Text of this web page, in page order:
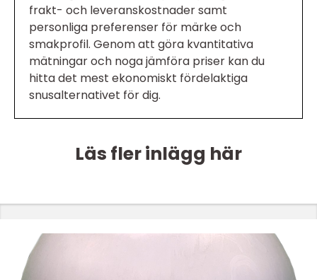
frakt- och leveranskostnader samt
personliga preferenser för märke och
smakprofil. Genom att göra kvantitativa
mätningar och noga jämföra priser kan du
hitta det mest ekonomiskt fördelaktiga
snusalternativet för dig.
Läs fler inlägg här